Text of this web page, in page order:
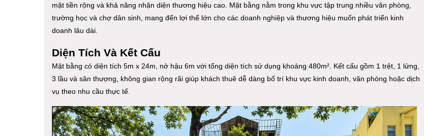
mặt tiền rộng và khả năng nhận diện thương hiệu cao. Mặt bằng nằm trong khu vực tập trung nhiều văn phòng,
trường học và chợ dân sinh, mang đến lợi thế lớn cho các doanh nghiệp và thương hiệu muốn phát triển kinh
doanh lâu dài.
Diện Tích Và Kết Cấu
Mặt bằng có diện tích 5m x 24m, nở hậu 6m với tổng diện tích sử dụng khoảng 480m². Kết cấu gồm 1 trệt, 1 lửng,
3 lầu và sân thượng, không gian rộng rãi giúp khách thuê dễ dàng bố trí khu vực kinh doanh, văn phòng hoặc dịch
vụ theo nhu cầu thực tế.